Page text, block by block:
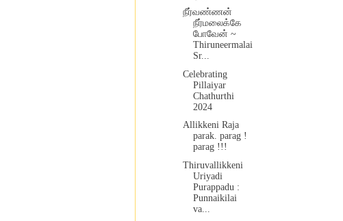
நீர்வண்ணன்
நீர்மலைக்கே
போவேன் ~
Thiruneermalai
Sr...
Celebrating
Pillaiyar
Chathurthi
2024
Allikkeni Raja
parak. parag !
parag !!!
Thiruvallikkeni
Uriyadi
Purappadu :
Punnaikilai
va...